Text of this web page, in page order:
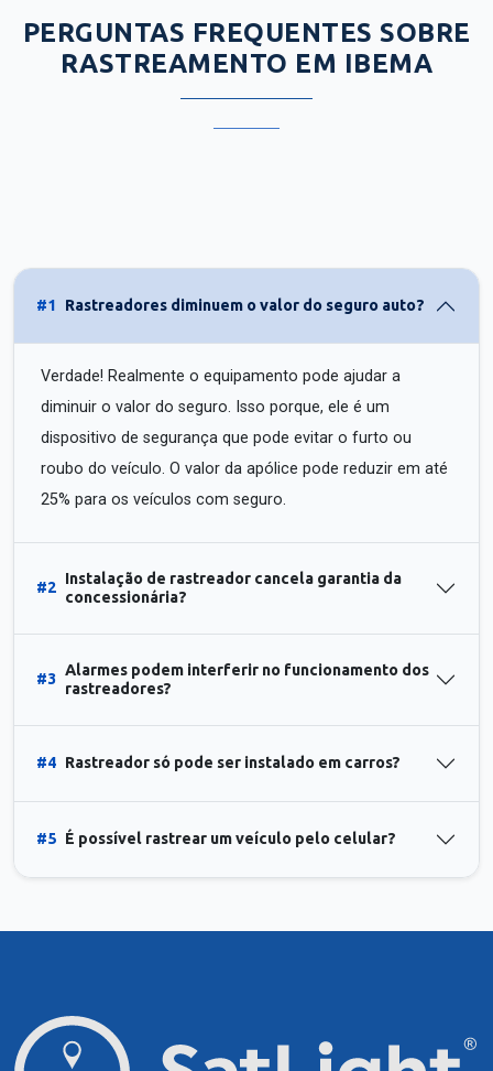
PERGUNTAS FREQUENTES SOBRE
RASTREAMENTO EM IBEMA
#1 Rastreadores diminuem o valor do seguro auto?
Verdade! Realmente o equipamento pode ajudar a
diminuir o valor do seguro. Isso porque, ele é um
dispositivo de segurança que pode evitar o furto ou
roubo do veículo. O valor da apólice pode reduzir em até
25% para os veículos com seguro.
#2
Instalação de rastreador cancela garantia da
concessionária?
#3
Alarmes podem interferir no funcionamento dos
rastreadores?
#4 Rastreador só pode ser instalado em carros?
#5 É possível rastrear um veículo pelo celular?